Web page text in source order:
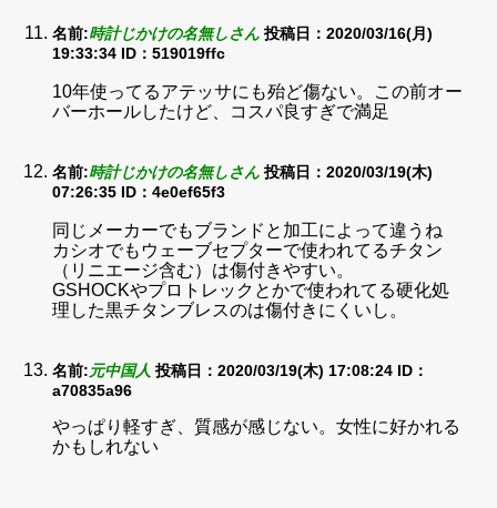
名前:時計じかけの名無しさん 投稿日：2020/03/16(月)
19:33:34 ID：519019ffc
10年使ってるアテッサにも殆ど傷ない。この前オー
バーホールしたけど、コスパ良すぎで満足
名前:時計じかけの名無しさん 投稿日：2020/03/19(木)
07:26:35 ID：4e0ef65f3
同じメーカーでもブランドと加工によって違うね
カシオでもウェーブセプターで使われてるチタン
（リニエージ含む）は傷付きやすい。
GSHOCKやプロトレックとかで使われてる硬化処
理した黒チタンブレスのは傷付きにくいし。
名前:元中国人 投稿日：2020/03/19(木) 17:08:24 ID：
a70835a96
やっぱり軽すぎ、質感が感じない。女性に好かれる
かもしれない